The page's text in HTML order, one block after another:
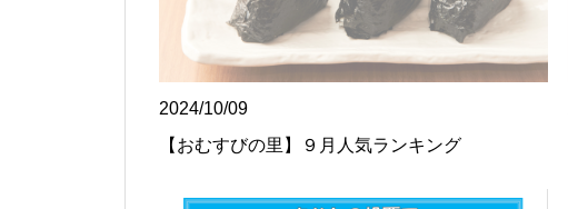
2024/10/09
【おむすびの里】９月人気ランキング